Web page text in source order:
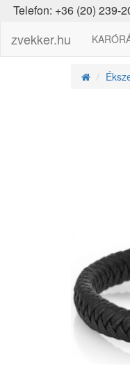
Telefon: +36 (20) 239-
zvekker.hu